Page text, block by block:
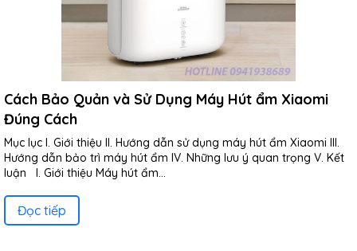
Cách Bảo Quản và Sử Dụng Máy Hút ẩm Xiaomi
Đúng Cách
Mục lục I. Giới thiệu II. Hướng dẫn sử dụng máy hút ẩm Xiaomi III.
Hướng dẫn bảo trì máy hút ẩm IV. Những lưu ý quan trọng V. Kết
luận I. Giới thiệu Máy hút ẩm...
Đọc tiếp